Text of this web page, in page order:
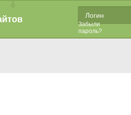
Забыли
пароль?